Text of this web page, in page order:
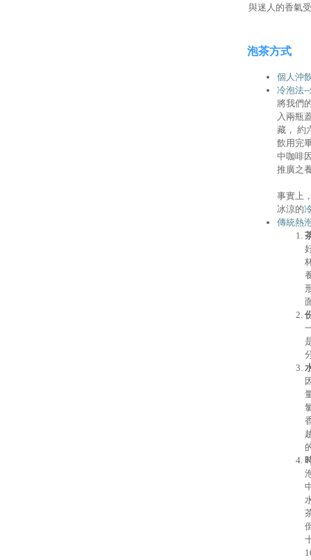
與迷人的香氣
泡茶方式
個人沖
冷泡法
將我們
入兩瓶
藏， 約
飲用完
中咖啡
推廣之
事實上
冰涼的
傳統熱